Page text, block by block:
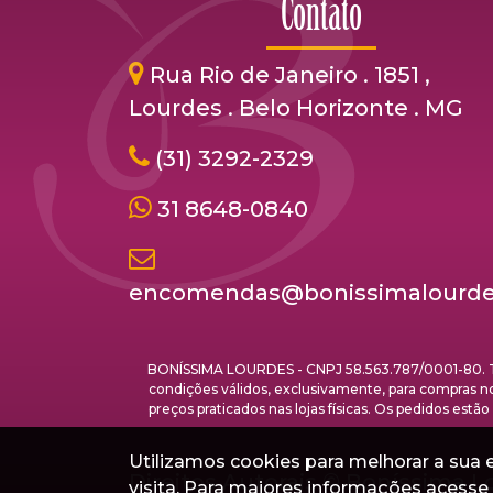
Contato
Rua Rio de Janeiro . 1851 ,
Lourdes . Belo Horizonte . MG
(31) 3292-2329
31 8648-0840
BONÍSSIMA LOURDES - CNPJ 58.563.787/0001-
condições válidos, exclusivamente, para compras
preços praticados nas lojas físicas. Os pedidos
Direitos Autorais © Boníssima
Utilizamos cookies para melhorar a
visita. Para maiores informações